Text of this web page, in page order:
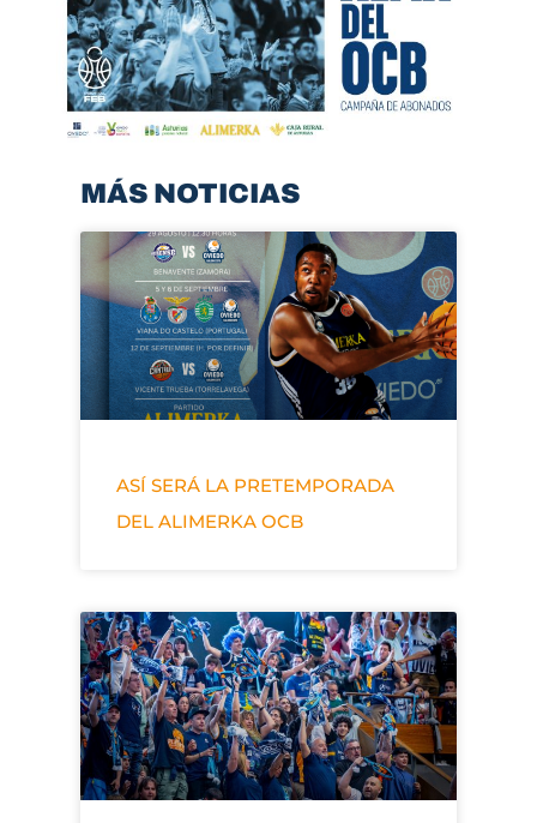
MÁS NOTICIAS
ASÍ SERÁ LA PRETEMPORADA
DEL ALIMERKA OCB